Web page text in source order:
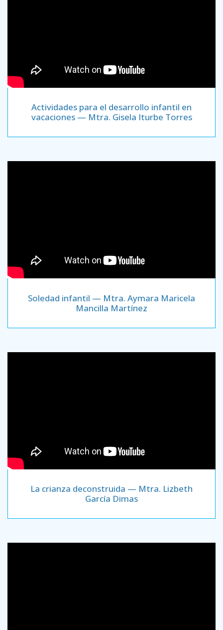
Actividades para el desarrollo infantil en
vacaciones — Mtra. Gisela Iturbe Torres
Soledad infantil — Mtra. Aymara Maricela
Mancilla Martínez
La crianza deconstruida — Mtra. Lizbeth
García Dimas